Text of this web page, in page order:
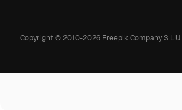
Copyright © 2010-2026Freepik Company S.L.U.